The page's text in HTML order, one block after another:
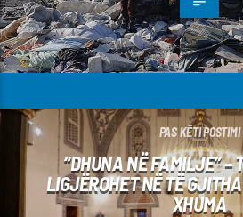
PAS KËTI POSTIMI
“DHUNA NË FAMILJE” –
LIGJËROHET NË TË
XHUMA